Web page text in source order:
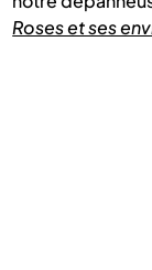
Roses et ses